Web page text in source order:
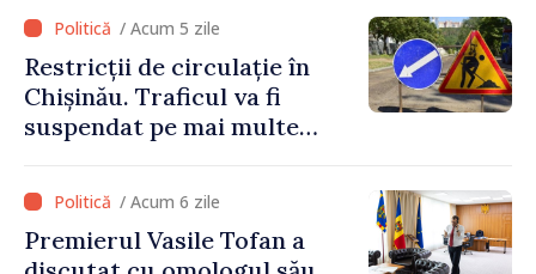
/ Acum 5 zile
Restricții de circulație în
Chișinău. Traficul va fi
suspendat pe mai multe
/ Acum 6 zile
Premierul Vasile Tofan a